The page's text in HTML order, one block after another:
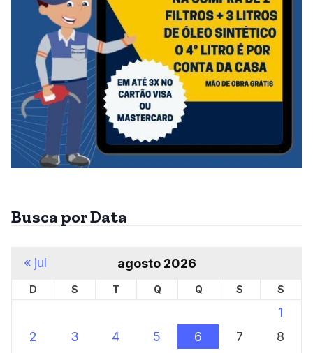
Busca por Data
agosto 2026
D S T Q Q S S
1
2
3 4 5 6 7
8
« jul